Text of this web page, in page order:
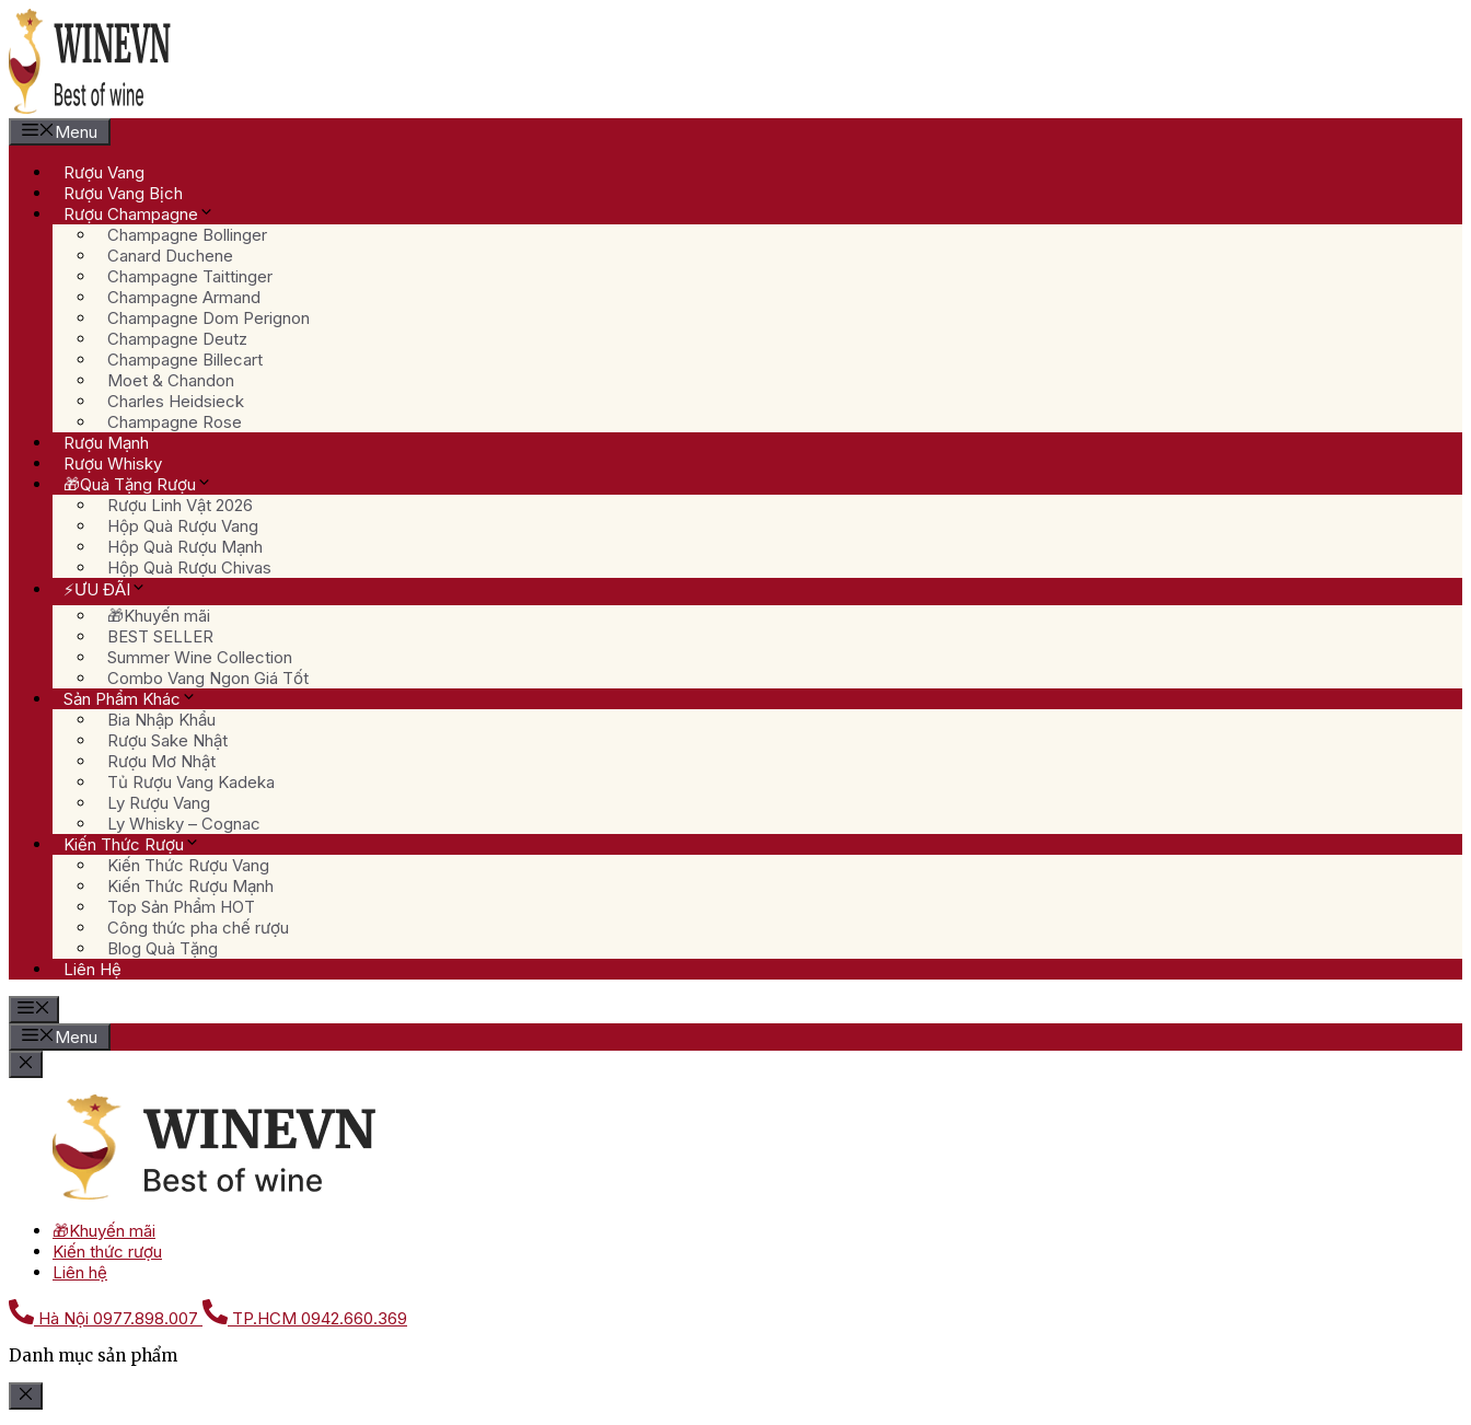
Chuyển
đến
nội
dung
Menu
Rượu Vang
Rượu Vang Bịch
Rượu Champagne
Champagne Bollinger
Canard Duchene
Champagne Taittinger
Champagne Armand
Champagne Dom Perignon
Champagne Deutz
Champagne Billecart
Moet & Chandon
Charles Heidsieck
Champagne Rose
Rượu Mạnh
Rượu Whisky
🎁Quà Tặng Rượu
Rượu Linh Vật 2026
Hộp Quà Rượu Vang
Hộp Quà Rượu Mạnh
Hộp Quà Rượu Chivas
⚡ƯU ĐÃI
🎁Khuyến mãi
BEST SELLER
Summer Wine Collection
Combo Vang Ngon Giá Tốt
Sản Phẩm Khác
Bia Nhập Khẩu
Rượu Sake Nhật
Rượu Mơ Nhật
Tủ Rượu Vang Kadeka
Ly Rượu Vang
Ly Whisky – Cognac
Kiến Thức Rượu
Kiến Thức Rượu Vang
Kiến Thức Rượu Mạnh
Top Sản Phẩm HOT
Công thức pha chế rượu
Blog Quà Tặng
Liên Hệ
Menu
🎁Khuyến mãi
Kiến thức rượu
Liên hệ
Hà Nội 0977.898.007 TP.HCM 0942.660.369
Danh mục sản phẩm